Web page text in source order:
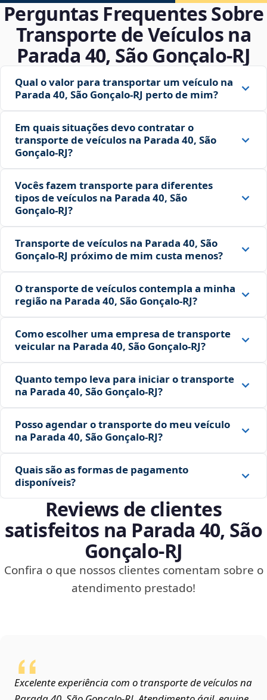
Perguntas Frequentes Sobre
Transporte de Veículos na
Parada 40, São Gonçalo‑RJ
Qual o valor para transportar um veículo na
Parada 40, São Gonçalo‑RJ perto de mim?
Em quais situações devo contratar o
transporte de veículos na Parada 40, São
Gonçalo‑RJ?
Vocês fazem transporte para diferentes
tipos de veículos na Parada 40, São
Gonçalo‑RJ?
Transporte de veículos na Parada 40, São
Gonçalo‑RJ próximo de mim custa menos?
O transporte de veículos contempla a minha
região na Parada 40, São Gonçalo‑RJ?
Como escolher uma empresa de transporte
veicular na Parada 40, São Gonçalo‑RJ?
Quanto tempo leva para iniciar o transporte
na Parada 40, São Gonçalo‑RJ?
Posso agendar o transporte do meu veículo
na Parada 40, São Gonçalo‑RJ?
Quais são as formas de pagamento
disponíveis?
Reviews de clientes
satisfeitos na Parada 40, São
Gonçalo‑RJ
Confira o que nossos clientes comentam sobre o
atendimento prestado!
Excelente experiência com o transporte de veículos na